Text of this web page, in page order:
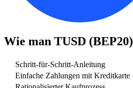
Wie man TUSD (BEP20)
Schritt-für-Schritt-Anleitung
Einfache Zahlungen mit Kreditkarte